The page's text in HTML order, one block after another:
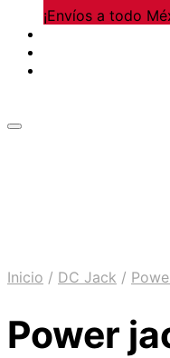
¡Envíos a todo
Inicio / DC Jack /
Power